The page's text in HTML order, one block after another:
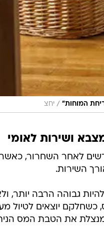
המוחות" / יחצ
ושירות לאומי
המס הקיימת היא על ידי מתן נקודות זיכוי, במשך 36 חודשים לאחר השחרור,
גבוהה הרבה יותר,
כשחלקם יוצאים לטיול
מנצלת את הטבת המס